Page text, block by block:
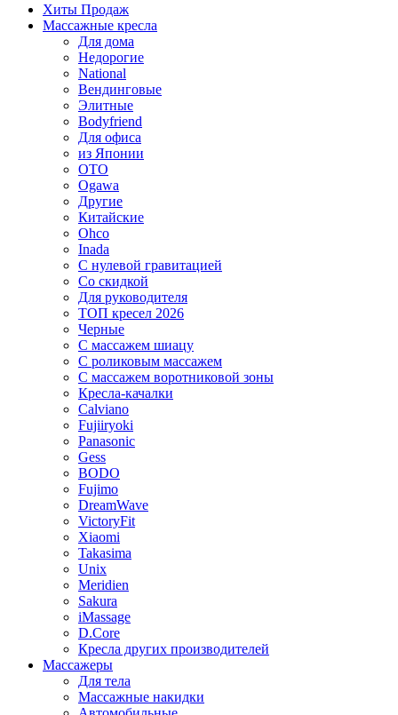
Хиты Продаж
Массажные кресла
Для дома
Недорогие
National
Вендинговые
Элитные
Bodyfriend
Для офиса
из Японии
OTO
Ogawa
Другие
Китайские
Ohco
Inada
С нулевой гравитацией
Со скидкой
Для руководителя
ТОП кресел 2026
Черные
С массажем шиацу
С роликовым массажем
С массажем воротниковой зоны
Кресла-качалки
Calviano
Fujiiryoki
Panasonic
Gess
BODO
Fujimo
DreamWave
VictoryFit
Xiaomi
Takasima
Unix
Meridien
Sakura
iMassage
D.Core
Кресла других производителей
Массажеры
Для тела
Массажные накидки